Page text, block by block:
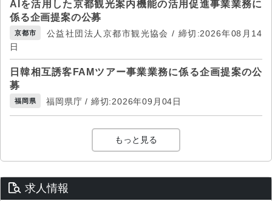
AIを活用した京都観光案内機能の活用促進事業業務に
係る企画提案の公募
京都市
公益社団法人京都市観光協会 / 締切:2026年08月14
日
日韓相互誘客FAMツアー事業業務に係る企画提案の公
募
福岡県 福岡県庁 / 締切:2026年09月04日
もっと見る
求人情報